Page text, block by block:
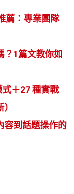
薦：專業團隊
？1篇文教你如
＋27 種實戰
容到話題操作的